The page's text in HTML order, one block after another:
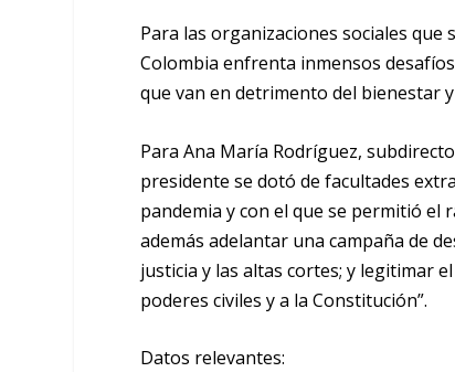
Para las organizaciones sociales que
Colombia enfrenta inmensos
que van en detrimento del bienestar
Para Ana María Rodríguez,
presidente se dotó de facultades
pandemia y con el que se permitió el
además adelantar una campaña de
justicia y las altas cortes; y legitimar
poderes civiles y a la Constitución”.
Datos relevantes: